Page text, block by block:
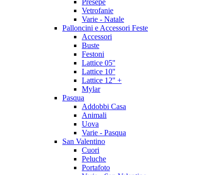
Presepe
Vetrofanie
Varie - Natale
Palloncini e Accessori Feste
Accessori
Buste
Festoni
Lattice 05''
Lattice 10''
Lattice 12'' +
Mylar
Pasqua
Addobbi Casa
Animali
Uova
Varie - Pasqua
San Valentino
Cuori
Peluche
Portafoto